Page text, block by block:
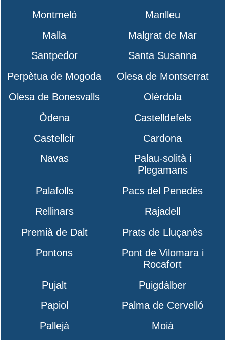
Montmeló
Manlleu
Malla
Malgrat de Mar
Santpedor
Santa Susanna
Perpètua de Mogoda
Olesa de Montserrat
Olesa de Bonesvalls
Olèrdola
Òdena
Castelldefels
Castellcir
Cardona
Navas
Palau-solità i
Plegamans
Palafolls
Pacs del Penedès
Rellinars
Rajadell
Premià de Dalt
Prats de Lluçanès
Pontons
Pont de Vilomara i
Rocafort
Pujalt
Puigdàlber
Papiol
Palma de Cervelló
Pallejà
Moià